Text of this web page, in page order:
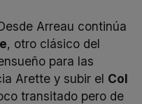
Arreau continúa
, otro clásico del
para las
Arette y subir el Col
transitado pero de